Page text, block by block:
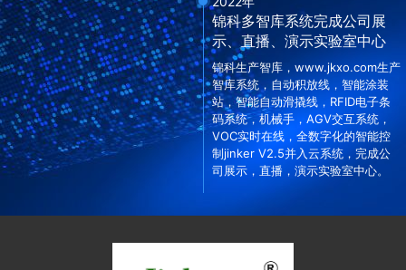
锦科多智库系统完成公司展
示、直播、演示实验室中心
锦科生产智库，www.jkxo.com生产
智库系统，自动积放线，智能涂装
站，智能自动滑撬线，RFID电子条
码系统，机械手，AGV交互系统，
VOC实时在线，全数字化的智能控
制jinker V2.5并入云系统，完成公
司展示，直播，演示实验室中心。